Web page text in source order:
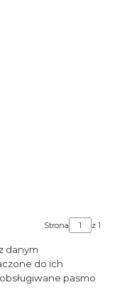
Strona z 1
danym
do ich
pasmo